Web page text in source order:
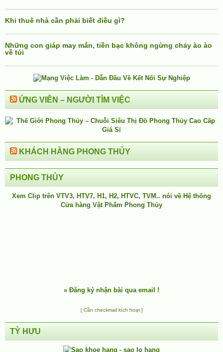
Khi thuê nhà cần phải biết điều gì?
Những con giáp may mắn, tiền bạc không ngừng chảy ào ào
về túi
ỨNG VIÊN – NGƯỜI TÌM VIỆC
KHÁCH HÀNG PHONG THỦY
PHONG THỦY
Xem Clip trên VTV3, HTV7, H1, H2, HTVC, TVM.. nói về Hệ thống
Cửa hàng Vật Phẩm Phong Thủy
» Đăng ký nhận bài qua email !
[ Cần checkmail kích hoạt ]
TỲ HƯU